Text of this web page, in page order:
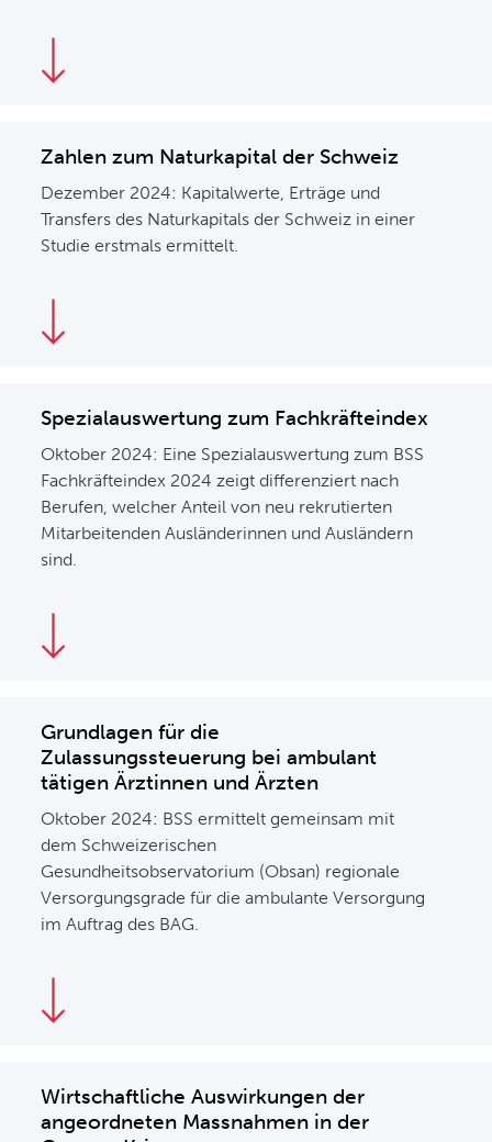
Zahlen zum Naturkapital der Schweiz
Dezember 2024: Kapitalwerte, Erträge und
Transfers des Naturkapitals der Schweiz in einer
Studie erstmals ermittelt.
Spezialauswertung zum Fachkräfteindex
Oktober 2024: Eine Spezialauswertung zum BSS
Fachkräfteindex 2024 zeigt differenziert nach
Berufen, welcher Anteil von neu rekrutierten
Mitarbeitenden Ausländerinnen und Ausländern
sind.
Grundlagen für die
Zulassungssteuerung bei ambulant
tätigen Ärztinnen und Ärzten
Oktober 2024: BSS ermittelt gemeinsam mit
dem Schweizerischen
Gesundheitsobservatorium (Obsan) regionale
Versorgungsgrade für die ambulante Versorgung
im Auftrag des BAG.
Wirtschaftliche Auswirkungen der
angeordneten Massnahmen in der